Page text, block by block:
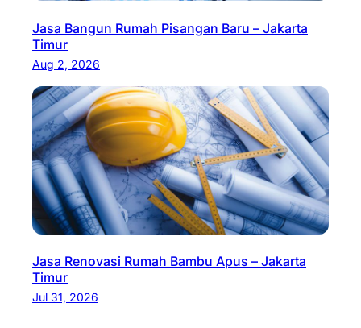
Jasa Bangun Rumah Pisangan Baru – Jakarta
Timur
Aug 2, 2026
Jasa Renovasi Rumah Bambu Apus – Jakarta
Timur
Jul 31, 2026